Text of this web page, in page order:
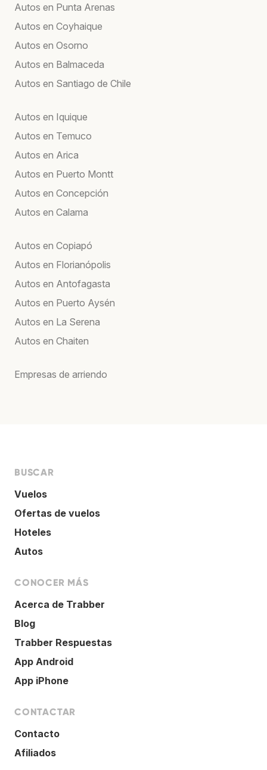
Autos en Punta Arenas
Autos en Coyhaique
Autos en Osorno
Autos en Balmaceda
Autos en Santiago de Chile
Autos en Iquique
Autos en Temuco
Autos en Arica
Autos en Puerto Montt
Autos en Concepción
Autos en Calama
Autos en Copiapó
Autos en Florianópolis
Autos en Antofagasta
Autos en Puerto Aysén
Autos en La Serena
Autos en Chaiten
Empresas de arriendo
BUSCAR
Vuelos
Ofertas de vuelos
Hoteles
Autos
CONOCER MÁS
Acerca de Trabber
Blog
Trabber Respuestas
App Android
App iPhone
CONTACTAR
Contacto
Afiliados